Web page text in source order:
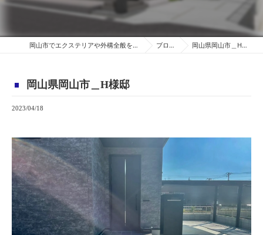
岡山市でエクステリアや外構全般を施工 ブログ 岡山県岡山市＿H様邸
岡山県岡山市＿H様邸
2023/04/18